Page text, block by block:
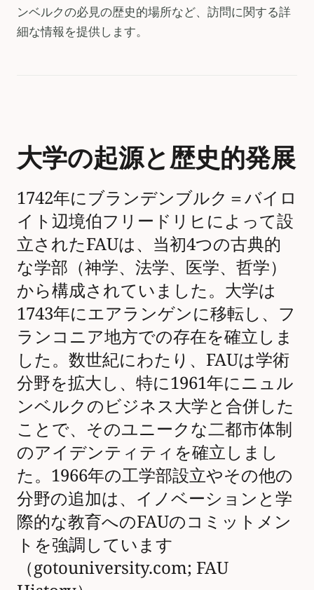
ンベルクの必見の歴史的場所など、訪問に関する詳
細な情報を提供します。
大学の起源と歴史的発展
1742年にブランデンブルク＝バイロ
イト辺境伯フリードリヒによって設
立されたFAUは、当初4つの古典的
な学部（神学、法学、医学、哲学）
から構成されていました。大学は
1743年にエアランゲンに移転し、フ
ランコニア地方での存在を確立しま
した。数世紀にわたり、FAUは学術
分野を拡大し、特に1961年にニュル
ンベルクのビジネス大学と合併した
ことで、そのユニークな二都市体制
のアイデンティティを確立しまし
た。1966年の工学部設立やその他の
分野の追加は、イノベーションと学
際的な教育へのFAUのコミットメン
トを強調しています
（gotouniversity.com; FAU